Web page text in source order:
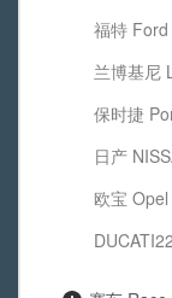
福特 Ford
兰博基尼
保时捷
日产
欧宝 Opel